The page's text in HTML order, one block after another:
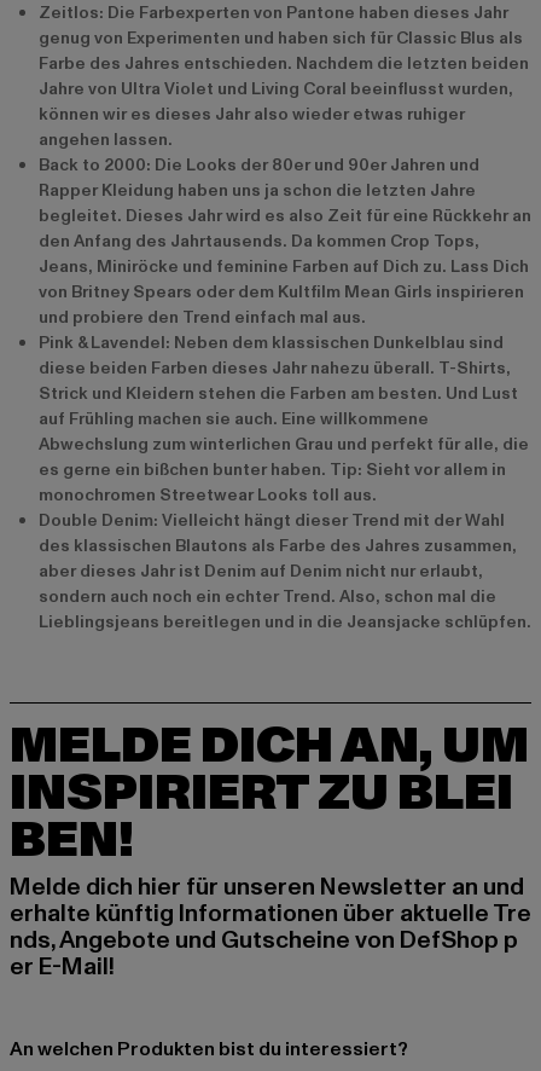
Zeitlos: Die Farbexperten von Pantone haben dieses Jahr
genug von Experimenten und haben sich für Classic Blus als
Farbe des Jahres entschieden. Nachdem die letzten beiden
Jahre von Ultra Violet und Living Coral beeinflusst wurden,
können wir es dieses Jahr also wieder etwas ruhiger
angehen lassen.
Back to 2000: Die Looks der 80er und 90er Jahren und
Rapper Kleidung haben uns ja schon die letzten Jahre
begleitet. Dieses Jahr wird es also Zeit für eine Rückkehr an
den Anfang des Jahrtausends. Da kommen Crop Tops,
Jeans, Miniröcke und feminine Farben auf Dich zu. Lass Dich
von Britney Spears oder dem Kultfilm Mean Girls inspirieren
und probiere den Trend einfach mal aus.
Pink & Lavendel: Neben dem klassischen Dunkelblau sind
diese beiden Farben dieses Jahr nahezu überall. T-Shirts,
Strick und Kleidern stehen die Farben am besten. Und Lust
auf Frühling machen sie auch. Eine willkommene
Abwechslung zum winterlichen Grau und perfekt für alle, die
es gerne ein bißchen bunter haben. Tip: Sieht vor allem in
monochromen Streetwear Looks toll aus.
Double Denim: Vielleicht hängt dieser Trend mit der Wahl
des klassischen Blautons als Farbe des Jahres zusammen,
aber dieses Jahr ist Denim auf Denim nicht nur erlaubt,
sondern auch noch ein echter Trend. Also, schon mal die
Lieblingsjeans bereitlegen und in die Jeansjacke schlüpfen.
MELDE DICH AN, UM
INSPIRIERT ZU BLEI
BEN!
Melde dich hier für unseren Newsletter an und
erhalte künftig Informationen über aktuelle Tre
nds, Angebote und Gutscheine von DefShop p
er E-Mail!
An welchen Produkten bist du interessiert?